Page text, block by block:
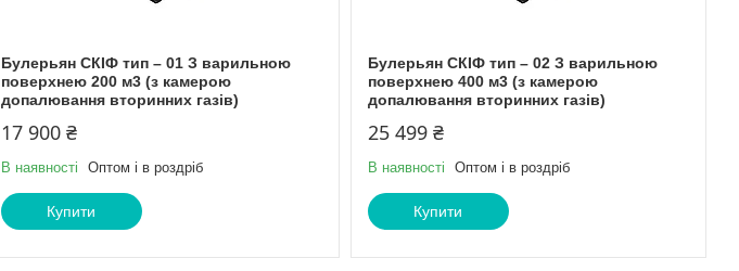
Булерьян СКІФ тип – 01 З варильною
поверхнею 200 м3 (з камерою
допалювання вторинних газів)
17 900 ₴
В наявності Оптом і в роздріб
Купити
Булерьян СКІФ тип – 02 З варильною
поверхнею 400 м3 (з камерою
допалювання вторинних газів)
25 499 ₴
В наявності Оптом і в роздріб
Купити